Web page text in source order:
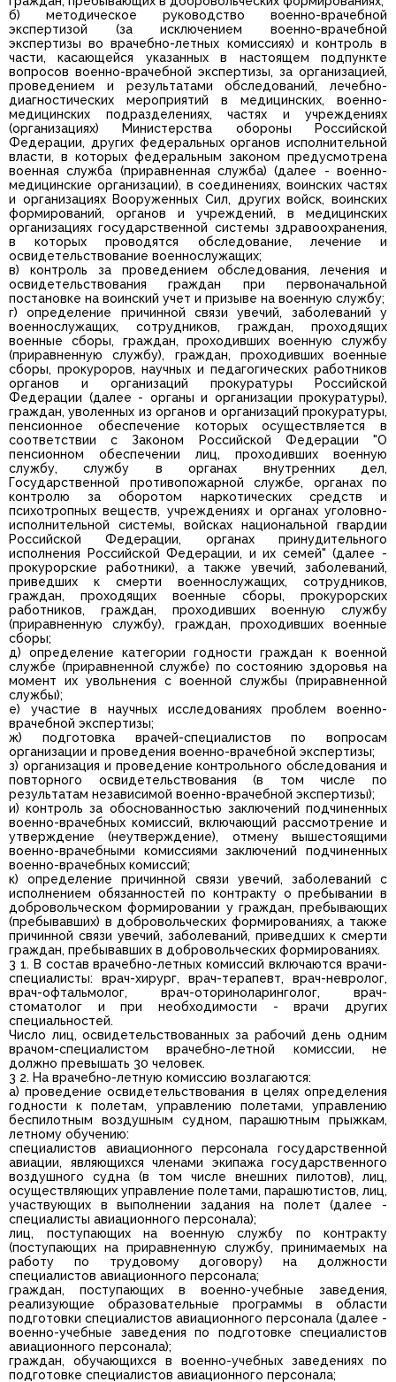
б) методическое руководство военно-врачебной
экспертизой (за исключением военно-врачебной
экспертизы во врачебно-летных комиссиях) и контроль в
части, касающейся указанных в настоящем подпункте
вопросов военно-врачебной экспертизы, за организацией,
проведением и результатами обследований, лечебно-
диагностических мероприятий в медицинских, военно-
медицинских подразделениях, частях и учреждениях
(организациях) Министерства обороны Российской
Федерации, других федеральных органов исполнительной
власти, в которых федеральным законом предусмотрена
военная служба (приравненная служба) (далее - военно-
медицинские организации), в соединениях, воинских частях
и организациях Вооруженных Сил, других войск, воинских
формирований, органов и учреждений, в медицинских
организациях государственной системы здравоохранения,
в которых проводятся обследование, лечение и
освидетельствование военнослужащих;
в) контроль за проведением обследования, лечения и
освидетельствования граждан при первоначальной
постановке на воинский учет и призыве на военную службу;
г) определение причинной связи увечий, заболеваний у
военнослужащих, сотрудников, граждан, проходящих
военные сборы, граждан, проходивших военную службу
(приравненную службу), граждан, проходивших военные
сборы, прокуроров, научных и педагогических работников
органов и организаций прокуратуры Российской
Федерации (далее - органы и организации прокуратуры),
граждан, уволенных из органов и организаций прокуратуры,
пенсионное обеспечение которых осуществляется в
соответствии с Законом Российской Федерации "О
пенсионном обеспечении лиц, проходивших военную
службу, службу в органах внутренних дел,
Государственной противопожарной службе, органах по
контролю за оборотом наркотических средств и
психотропных веществ, учреждениях и органах уголовно-
исполнительной системы, войсках национальной гвардии
Российской Федерации, органах принудительного
исполнения Российской Федерации, и их семей" (далее -
прокурорские работники), а также увечий, заболеваний,
приведших к смерти военнослужащих, сотрудников,
граждан, проходящих военные сборы, прокурорских
работников, граждан, проходивших военную службу
(приравненную службу), граждан, проходивших военные
сборы;
д) определение категории годности граждан к военной
службе (приравненной службе) по состоянию здоровья на
момент их увольнения с военной службы (приравненной
службы);
е) участие в научных исследованиях проблем военно-
врачебной экспертизы;
ж) подготовка врачей-специалистов по вопросам
организации и проведения военно-врачебной экспертизы;
з) организация и проведение контрольного обследования и
повторного освидетельствования (в том числе по
результатам независимой военно-врачебной экспертизы);
и) контроль за обоснованностью заключений подчиненных
военно-врачебных комиссий, включающий рассмотрение и
утверждение (неутверждение), отмену вышестоящими
военно-врачебными комиссиями заключений подчиненных
военно-врачебных комиссий;
к) определение причинной связи увечий, заболеваний с
исполнением обязанностей по контракту о пребывании в
добровольческом формировании у граждан, пребывающих
(пребывавших) в добровольческих формированиях, а также
причинной связи увечий, заболеваний, приведших к смерти
граждан, пребывавших в добровольческих формированиях.
3 1. В состав врачебно-летных комиссий включаются врачи-
специалисты: врач-хирург, врач-терапевт, врач-невролог,
врач-офтальмолог, врач-оториноларинголог, врач-
стоматолог и при необходимости - врачи других
специальностей.
Число лиц, освидетельствованных за рабочий день одним
врачом-специалистом врачебно-летной комиссии, не
должно превышать 30 человек.
3 2. На врачебно-летную комиссию возлагаются:
а) проведение освидетельствования в целях определения
годности к полетам, управлению полетами, управлению
беспилотным воздушным судном, парашютным прыжкам,
летному обучению:
специалистов авиационного персонала государственной
авиации, являющихся членами экипажа государственного
воздушного судна (в том числе внешних пилотов), лиц,
осуществляющих управление полетами, парашютистов, лиц,
участвующих в выполнении задания на полет (далее -
специалисты авиационного персонала);
лиц, поступающих на военную службу по контракту
(поступающих на приравненную службу, принимаемых на
работу по трудовому договору) на должности
специалистов авиационного персонала;
граждан, поступающих в военно-учебные заведения,
реализующие образовательные программы в области
подготовки специалистов авиационного персонала (далее -
военно-учебные заведения по подготовке специалистов
авиационного персонала);
граждан, обучающихся в военно-учебных заведениях по
подготовке специалистов авиационного персонала;